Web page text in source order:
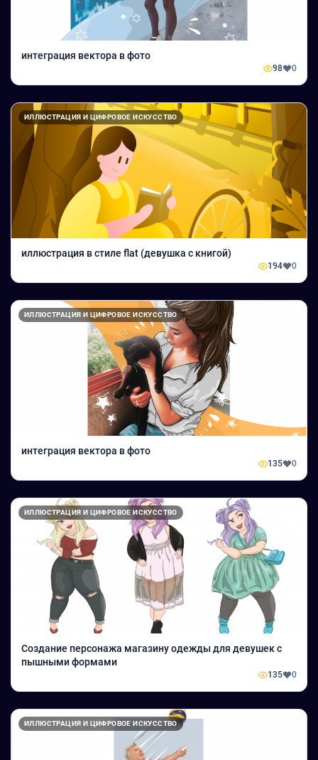
интеграция вектора в фото
98 0
ИЛЛЮСТРАЦИЯ И ЦИФРОВОЕ ИСКУССТВО
иллюстрация в стиле flat (девушка с книгой)
194 0
ИЛЛЮСТРАЦИЯ И ЦИФРОВОЕ ИСКУССТВО
интеграция вектора в фото
135 0
ИЛЛЮСТРАЦИЯ И ЦИФРОВОЕ ИСКУССТВО
Создание персонажа магазину одежды для девушек с
пышными формами
135 0
ИЛЛЮСТРАЦИЯ И ЦИФРОВОЕ ИСКУССТВО